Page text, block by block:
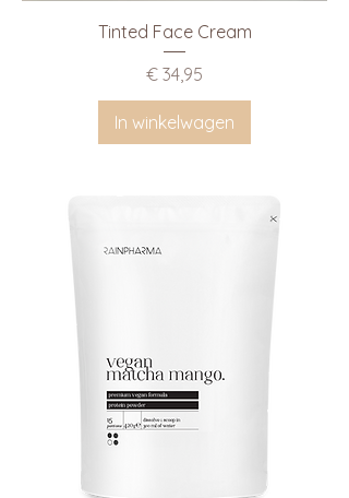
Tinted Face Cream
Prijs
€ 34,95
In winkelwagen